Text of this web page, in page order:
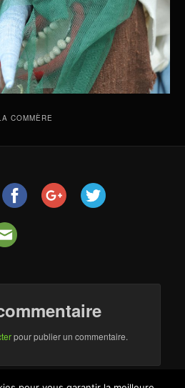
COMMÈRE
pour publier un commentaire.